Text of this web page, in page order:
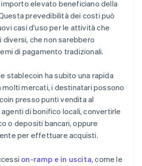
elevato beneficiano della
prevedibilità dei costi può
casi d'uso per le attività che
che non sarebbero
di pagamento tradizionali.
stablecoin ha subito una rapida
molti mercati, i destinatari possono
presso punti vendita al
di bonifico locali, convertirle
o depositi bancari, oppure
per effettuare acquisti.
on-ramp e in uscita, come le